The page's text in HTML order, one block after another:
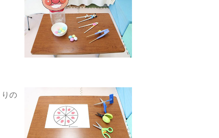
の